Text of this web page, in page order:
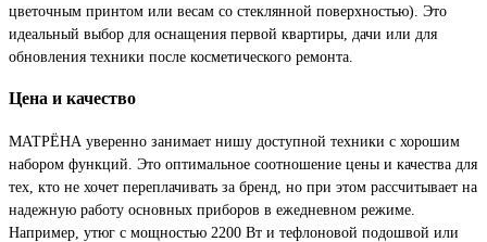
цветочным принтом или весам со стеклянной поверхностью). Это
идеальный выбор для оснащения первой квартиры, дачи или для
обновления техники после косметического ремонта.
Цена и качество
МАТРЁНА уверенно занимает нишу доступной техники с хорошим
набором функций. Это оптимальное соотношение цены и качества для
тех, кто не хочет переплачивать за бренд, но при этом рассчитывает на
надежную работу основных приборов в ежедневном режиме.
Например, утюг с мощностью 2200 Вт и тефлоновой подошвой или